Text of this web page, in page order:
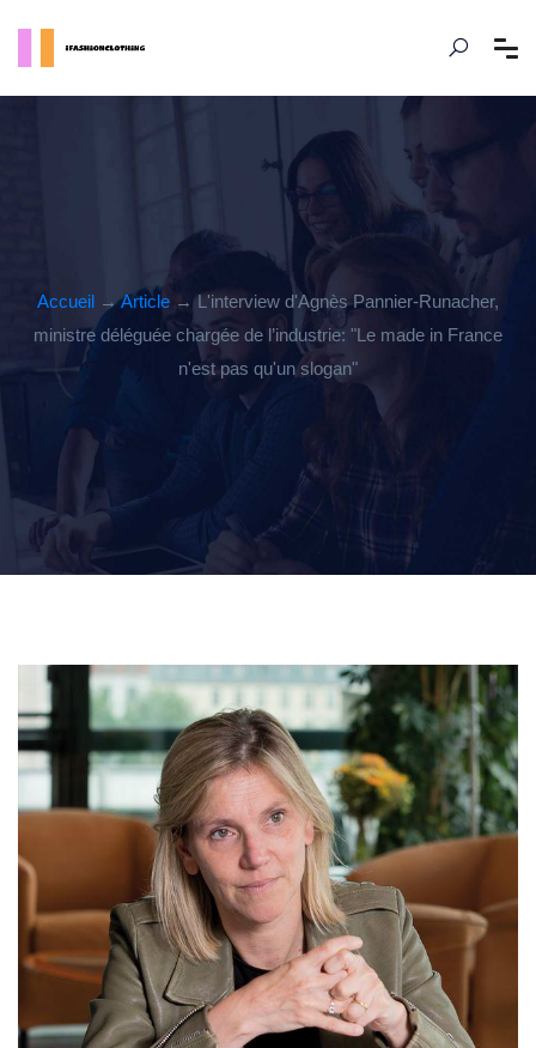
Accueil →Article → L'interview d'Agnès Pannier-Runacher,
ministre déléguée chargée de l’industrie: "Le made in France
n'est pas qu'un slogan"